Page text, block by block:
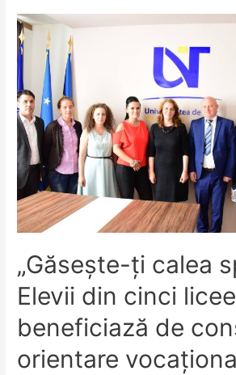
la
spectacol.
Intrarea
este
liberă.
„Găsește-ți calea
Elevii din cinci
beneficiază de
orientare